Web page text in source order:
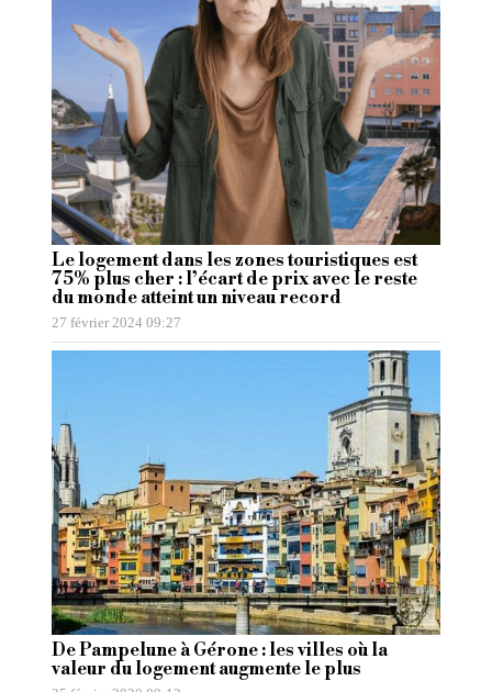
Le logement dans les zones touristiques est
75% plus cher : l’écart de prix avec le reste
du monde atteint un niveau record
27 février 2024 09:27
De Pampelune à Gérone : les villes où la
valeur du logement augmente le plus